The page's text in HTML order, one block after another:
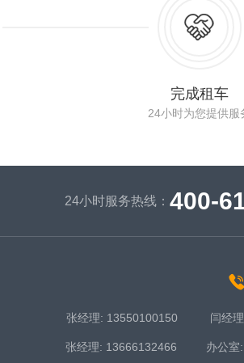
完成租车
24小时为您提供服
24小时服务热线： 400-
张经理: 13550100150 闫经理:
张经理: 13666132466 办公室: